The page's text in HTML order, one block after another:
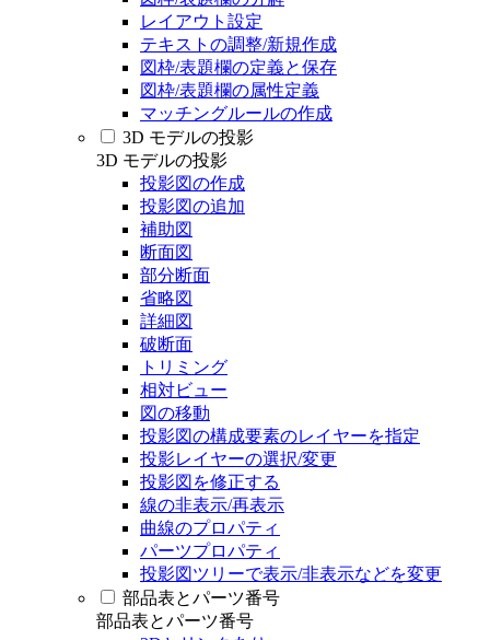
レイアウト設定
テキストの調整/新規作成
図枠/表題欄の定義と保存
図枠/表題欄の属性定義
マッチングルールの作成
3D モデルの投影
3D モデルの投影
投影図の作成
投影図の追加
補助図
断面図
部分断面
省略図
詳細図
破断面
トリミング
相対ビュー
図の移動
投影図の構成要素のレイヤーを指定
投影レイヤーの選択/変更
投影図を修正する
線の非表示/再表示
曲線のプロパティ
パーツプロパティ
投影図ツリーで表示/非表示などを変更
部品表とパーツ番号
部品表とパーツ番号